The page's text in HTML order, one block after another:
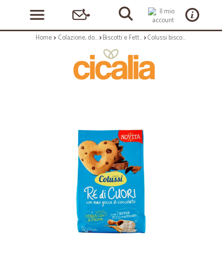
Home Colazione, dolciumi e snack Biscotti e Fette Biscottate Colussi biscotti redicuori gocce cioccolato gr.300